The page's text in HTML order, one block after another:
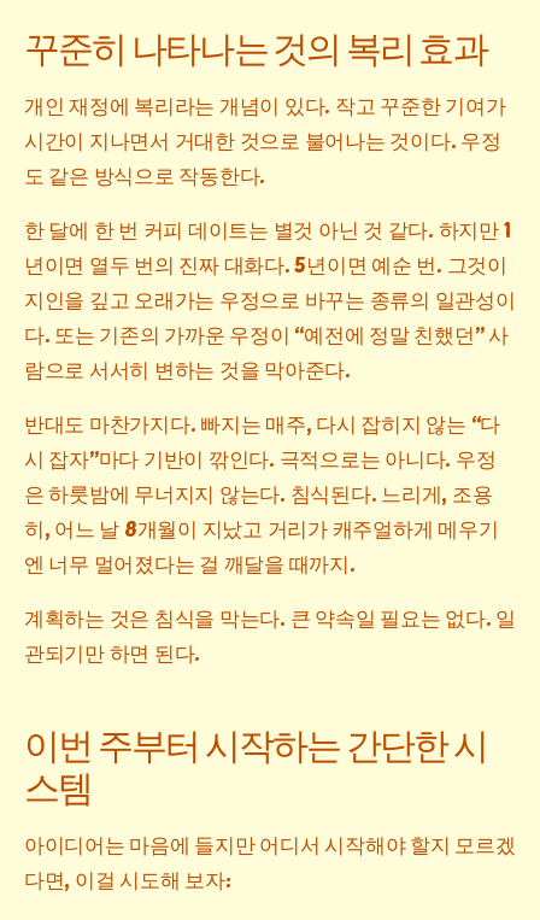
꾸준히 나타나는 것의 복리 효과
개인 재정에 복리라는 개념이 있다. 작고 꾸준한 기여가
시간이 지나면서 거대한 것으로 불어나는 것이다. 우정
도 같은 방식으로 작동한다.
한 달에 한 번 커피 데이트는 별것 아닌 것 같다. 하지만 1
년이면 열두 번의 진짜 대화다. 5년이면 예순 번. 그것이
지인을 깊고 오래가는 우정으로 바꾸는 종류의 일관성이
다. 또는 기존의 가까운 우정이 “예전에 정말 친했던” 사
람으로 서서히 변하는 것을 막아준다.
반대도 마찬가지다. 빠지는 매주, 다시 잡히지 않는 “다
시 잡자”마다 기반이 깎인다. 극적으로는 아니다. 우정
은 하룻밤에 무너지지 않는다. 침식된다. 느리게, 조용
히, 어느 날 8개월이 지났고 거리가 캐주얼하게 메우기
엔 너무 멀어졌다는 걸 깨달을 때까지.
계획하는 것은 침식을 막는다. 큰 약속일 필요는 없다. 일
관되기만 하면 된다.
이번 주부터 시작하는 간단한 시
스템
아이디어는 마음에 들지만 어디서 시작해야 할지 모르겠
다면, 이걸 시도해 보자: